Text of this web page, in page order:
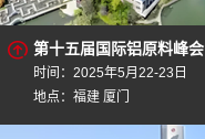
第十五届国际铝原料峰会
时间：2025年5月22-23日
地点：福建 厦门